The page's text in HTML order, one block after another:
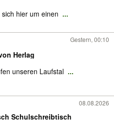
hier um einen ...
Gestern, 00:10
Herlag
unseren Laufstal ...
08.08.2026
Schulschreibtisch